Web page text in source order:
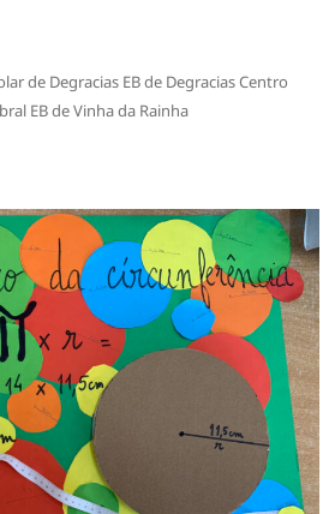
de Degracias EB de Degracias Centro
EB de Vinha da Rainha